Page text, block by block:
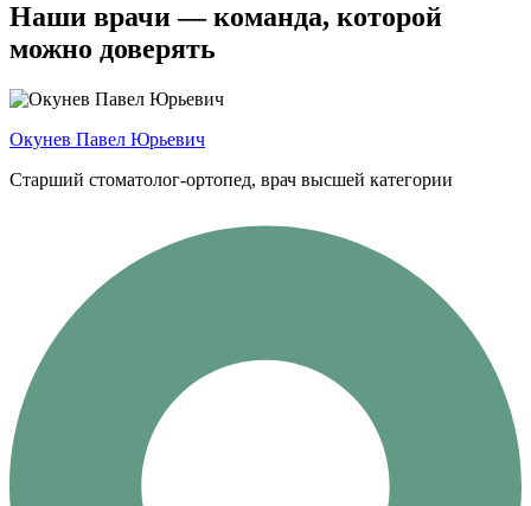
Наши врачи — команда, которой
можно доверять
Окунев Павел Юрьевич
Старший стоматолог-ортопед, врач высшей категории